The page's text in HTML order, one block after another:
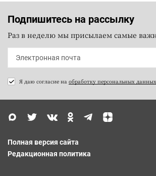
Подпишитесь на рассылку
Раз в неделю мы присылаем самые
Я даю согласие на обработку персональных данных
Полная версия сайта
Редакционная политика